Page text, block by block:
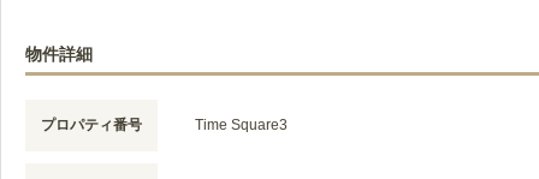
物件詳細
プロパティ番号 Time Square3